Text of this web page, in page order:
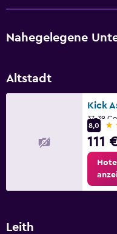
Nahegelegene
Altstadt
Kick
37-39
8,0
4
111
Leith